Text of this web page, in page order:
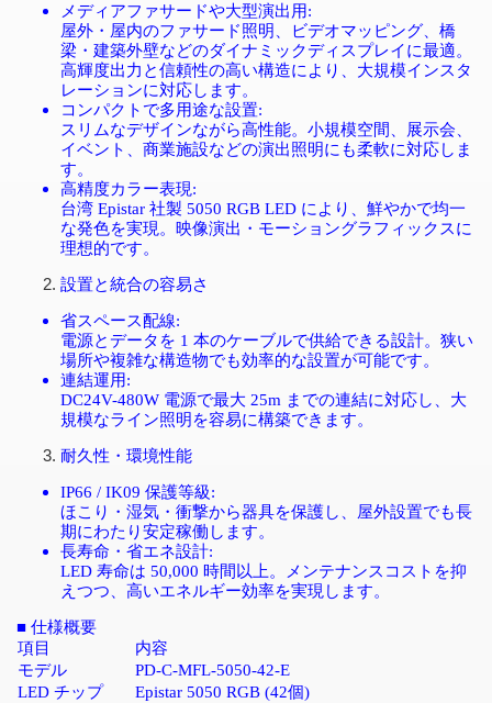
メディアファサードや大型演出用:
屋外・屋内のファサード照明、ビデオマッピング、橋
梁・建築外壁などのダイナミックディスプレイに最適。
高輝度出力と信頼性の高い構造により、大規模インスタ
レーションに対応します。
コンパクトで多用途な設置:
スリムなデザインながら高性能。小規模空間、展示会、
イベント、商業施設などの演出照明にも柔軟に対応しま
す。
高精度カラー表現:
台湾 Epistar 社製 5050 RGB LED により、鮮やかで均一
な発色を実現。映像演出・モーショングラフィックスに
理想的です。
設置と統合の容易さ
省スペース配線:
電源とデータを 1 本のケーブルで供給できる設計。狭い
場所や複雑な構造物でも効率的な設置が可能です。
連結運用:
DC24V-480W 電源で最大 25m までの連結に対応し、大
規模なライン照明を容易に構築できます。
耐久性・環境性能
IP66 / IK09 保護等級:
ほこり・湿気・衝撃から器具を保護し、屋外設置でも長
期にわたり安定稼働します。
長寿命・省エネ設計:
LED 寿命は 50,000 時間以上。メンテナンスコストを抑
えつつ、高いエネルギー効率を実現します。
■ 仕様概要
項目
内容
モデル
PD-C-MFL-5050-42-E
LED チップ Epistar 5050 RGB (42個)